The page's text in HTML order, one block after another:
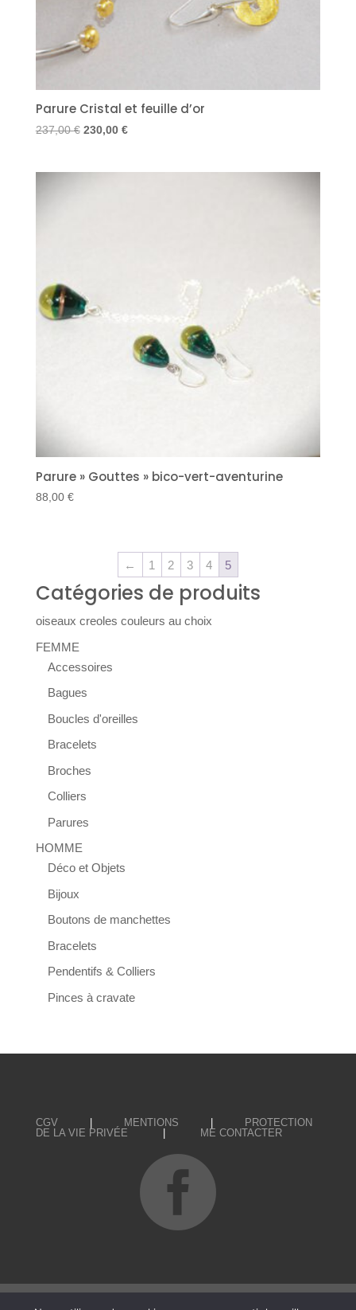
Parure Cristal et feuille d’or
237,00€ Le
230,00 €Le
Parure » Gouttes » bico-vert-aventurine
88,00 €
← 1 2 3 4 5
Catégories de produits
oiseaux creoles couleurs au choix
FEMME
Accessoires
Bagues
Boucles d'oreilles
Bracelets
Broches
Colliers
Parures
HOMME
Déco et Objets
Bijoux
Boutons de manchettes
Bracelets
Pendentifs & Colliers
Pinces à cravate
CGV MENTIONS
PROTECTION
DE LA VIE PRIVÉE
ME CONTACTER
